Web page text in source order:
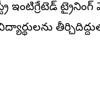
ఇంటిగ్రేటెడ్